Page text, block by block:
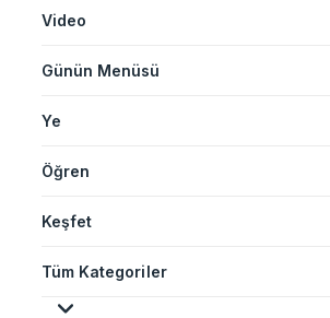
Video
Günün Menüsü
Ye
Öğren
Keşfet
Tüm Kategoriler